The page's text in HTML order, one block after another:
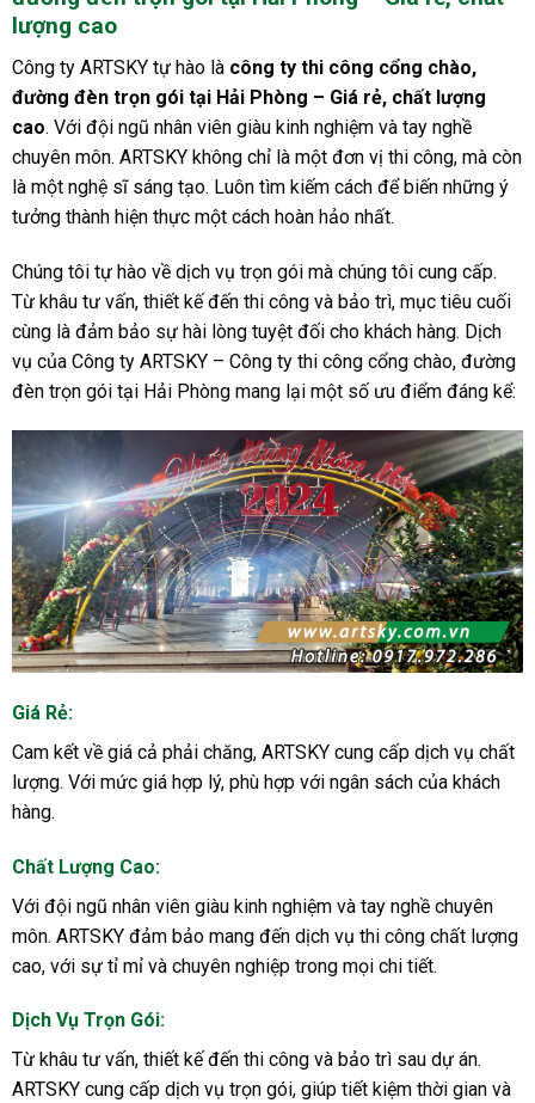
lượng cao
Công ty ARTSKY tự hào là công ty thi công cổng chào,
đường đèn trọn gói tại Hải Phòng – Giá rẻ, chất lượng
cao. Với đội ngũ nhân viên giàu kinh nghiệm và tay nghề
chuyên môn. ARTSKY không chỉ là một đơn vị thi công, mà còn
là một nghệ sĩ sáng tạo. Luôn tìm kiếm cách để biến những ý
tưởng thành hiện thực một cách hoàn hảo nhất.
Chúng tôi tự hào về dịch vụ trọn gói mà chúng tôi cung cấp.
Từ khâu tư vấn, thiết kế đến thi công và bảo trì, mục tiêu cuối
cùng là đảm bảo sự hài lòng tuyệt đối cho khách hàng. Dịch
vụ của Công ty ARTSKY – Công ty thi công cổng chào, đường
đèn trọn gói tại Hải Phòng mang lại một số ưu điểm đáng kể:
Giá Rẻ:
Cam kết về giá cả phải chăng, ARTSKY cung cấp dịch vụ chất
lượng. Với mức giá hợp lý, phù hợp với ngân sách của khách
hàng.
Chất Lượng Cao:
Với đội ngũ nhân viên giàu kinh nghiệm và tay nghề chuyên
môn. ARTSKY đảm bảo mang đến dịch vụ thi công chất lượng
cao, với sự tỉ mỉ và chuyên nghiệp trong mọi chi tiết.
Dịch Vụ Trọn Gói:
Từ khâu tư vấn, thiết kế đến thi công và bảo trì sau dự án.
ARTSKY cung cấp dịch vụ trọn gói, giúp tiết kiệm thời gian và